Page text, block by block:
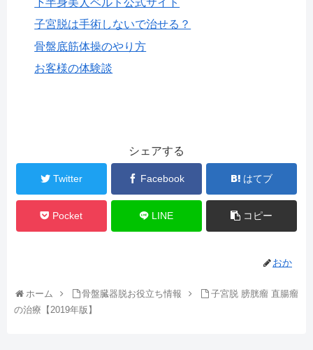
下半身美人ベルト公式サイト
子宮脱は手術しないで治せる？
骨盤底筋体操のやり方
お客様の体験談
シェアする
Twitter Facebook はてブ
Pocket LINE コピー
おか
ホーム 骨盤臓器脱お役立ち情報
子宮脱 膀胱瘤 直腸瘤
の治療【2019年版】